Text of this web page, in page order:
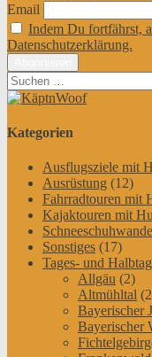
Email
Indem Du fortfährst,
Datenschutzerklärung.
Suchen
nach:
Kategorien
Ausflugsziele mit
Ausrüstung (12)
Fahrradtouren mit
Kajaktouren mit
Sonstiges (17)
Tages- und
Allgäu (2)
Altmühltal
Bayerischer
Bayerischer